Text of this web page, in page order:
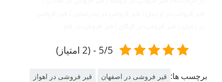
5/5 - (2 امتیاز)
برچسب ها: قیر فروشی در اصفهان قیر فروشی در اهواز